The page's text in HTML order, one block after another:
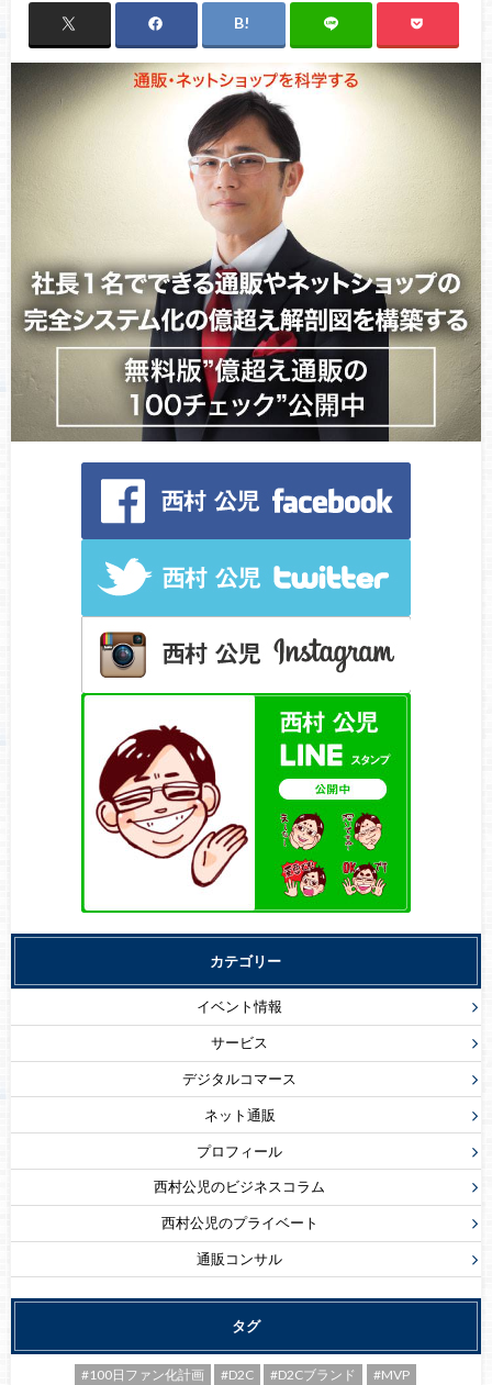
カテゴリー
イベント情報
サービス
デジタルコマース
ネット通販
プロフィール
西村公児のビジネスコラム
西村公児のプライベート
通販コンサル
タグ
#100日ファン化計画 #D2C #D2Cブランド
#MVP